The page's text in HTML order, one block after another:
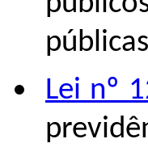
Lei nº